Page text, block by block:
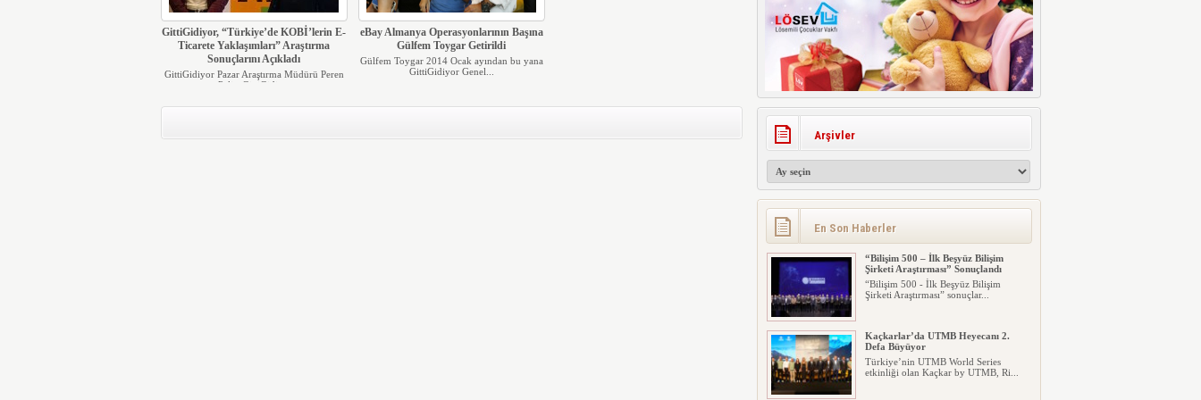
GittiGidiyor, “Türkiye’de KOBİ’lerin E-
Ticarete Yaklaşımları” Araştırma
Sonuçlarını Açıkladı
GittiGidiyor Pazar Araştırma Müdürü Peren
Pelis, GittiGidiy...
eBay Almanya Operasyonlarının Başına
Gülfem Toygar Getirildi
Gülfem Toygar 2014 Ocak ayından bu yana
GittiGidiyor Genel...
Arşivler
En Son Haberler
“Bilişim 500 – İlk Beşyüz Bilişim
Şirketi Araştırması” Sonuçlandı
“Bilişim 500 - İlk Beşyüz Bilişim
Şirketi Araştırması” sonuçlar...
Kaçkarlar’da UTMB Heyecanı 2.
Defa Büyüyor
Türkiye’nin UTMB World Series
etkinliği olan Kaçkar by UTMB, Ri...